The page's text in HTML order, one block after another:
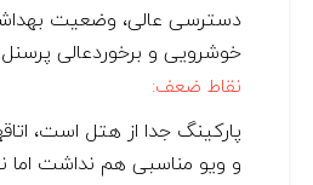
دسترسی عالی، وضعیت
خوشرویی و برخوردعالی پرسنل
نقاط ضعف:
پارکینگ جدا از هتل است،
و ویو مناسبی هم نداشت